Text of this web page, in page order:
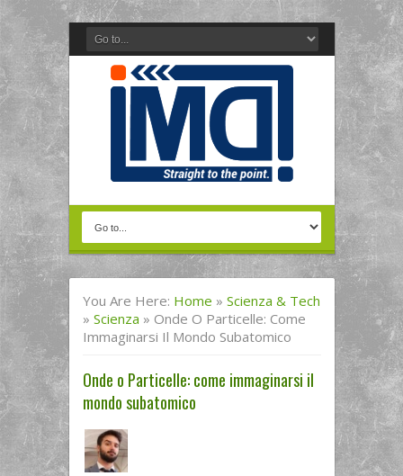
You Are Here: Home » Scienza & Tech
» Scienza » Onde O Particelle: Come
Immaginarsi Il Mondo Subatomico
Onde o Particelle: come immaginarsi il
mondo subatomico